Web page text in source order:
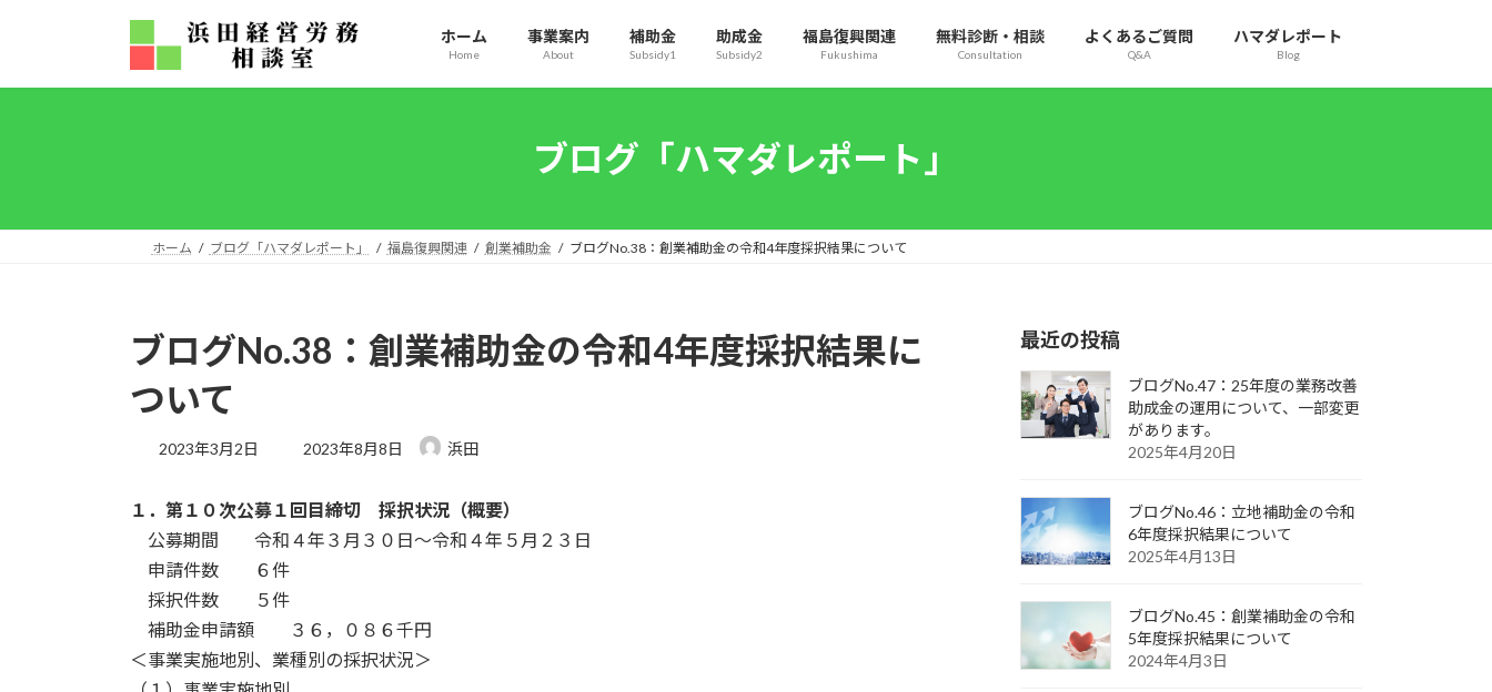
ン
ッ
ー
移
ホーム
Home
事業案内
About
補助金
Subsidy1
助成金
Subsidy2
福島復興関連
Fukushima
無料診断・相談
Consultation
よくあるご質問
Q&A
ハマダレポート
Blog
ブログ「ハマダレポート」
ホーム ブログ「ハマダレポート」 福島復興関連 創業補助金 ブログNo.38：創業補助金の令和4年度採択結果について
ブログNo.38：創業補助金の令和4年度採択結果に
ついて
2023年3月2日
最
新
日
時
2023年8月8日 浜田
１．第１０次公募１回目締切 採択状況（概要）
公募期間 令和４年３月３０日～令和４年５月２３日
申請件数 ６件
採択件数 ５件
補助金申請額 ３６，０８６千円
＜事業実施地別、業種別の採択状況＞
最近の投稿
ブログNo.47：25年度の業務改善
助成金の運用について、一部変更
があります。
2025年4月20日
ブログNo.46：立地補助金の令和
6年度採択結果について
2025年4月13日
ブログNo.45：創業補助金の令和
5年度採択結果について
2024年4月3日